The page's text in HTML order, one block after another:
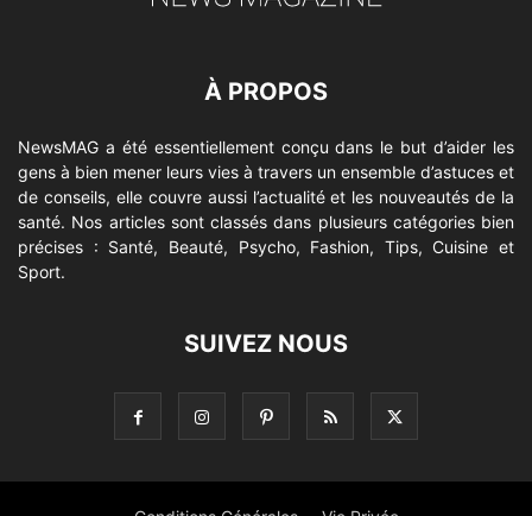
À PROPOS
NewsMAG a été essentiellement conçu dans le but d’aider les
gens à bien mener leurs vies à travers un ensemble d’astuces et
de conseils, elle couvre aussi l’actualité et les nouveautés de la
santé. Nos articles sont classés dans plusieurs catégories bien
précises : Santé, Beauté, Psycho, Fashion, Tips, Cuisine et
Sport.
SUIVEZ NOUS